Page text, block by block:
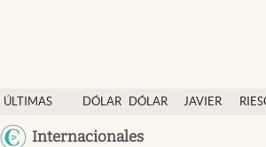
ÚLTIMAS
NOTICIAS
DÓLAR
DÓLAR
JAVIER
Internacionales
Dólar
Members